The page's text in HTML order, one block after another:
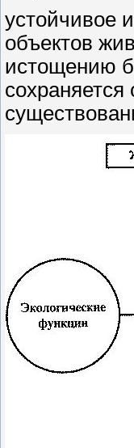
устойчивое
объектов
истощению